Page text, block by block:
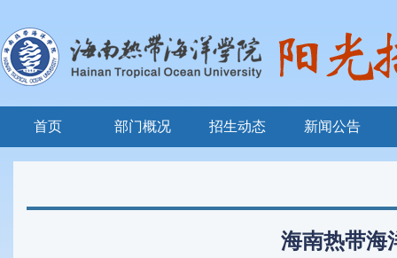
首页 部门概况 招生动态 新闻公告
海南热带海